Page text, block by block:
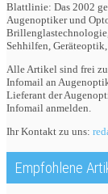
Blattlinie: Das 2002
Augenoptiker und
Sehhilfen,
Alle Artikel sind frei
Infomail an
Lieferant der
Infomail anmelden.
Ihr Kontakt zu uns:
Empfohlene